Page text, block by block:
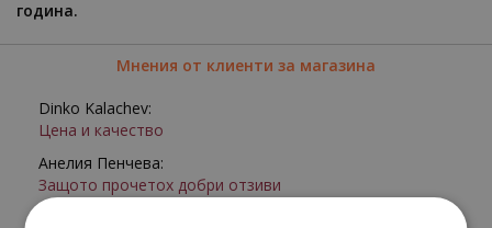
година.
Мнения от клиенти за магазина
Dinko Kalachev:
Цена и качество
Анелия Пенчева:
Защото прочетох добри отзиви